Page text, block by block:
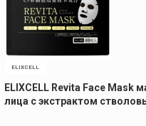
ELIXCELL
ELIXCELL Revita Face Mask
лица с экстрактом